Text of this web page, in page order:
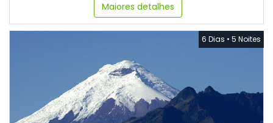
Maiores detalhes
6 Dias • 5 Noites